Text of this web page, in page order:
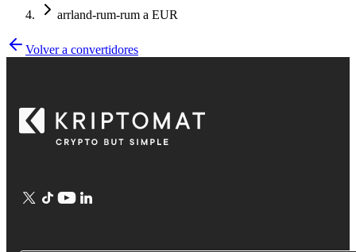
arrland-rum-rum a EUR
Volver a convertidores